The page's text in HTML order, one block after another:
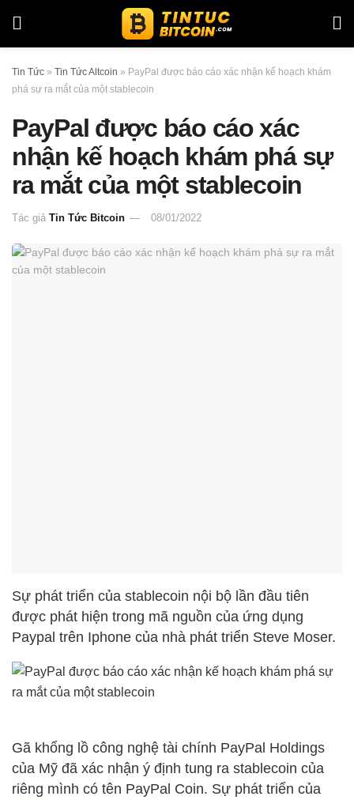
Tin Tức » Tin Tức Altcoin » PayPal được báo cáo xác nhận kế hoạch khám
phá sự ra mắt của một stablecoin
PayPal được báo cáo xác
nhận kế hoạch khám phá sự
ra mắt của một stablecoin
Tác giả Tin Tức Bitcoin 08/01/2022
Sự phát triển của stablecoin nội bộ lần đầu tiên
được phát hiện trong mã nguồn của ứng dụng
Paypal trên Iphone của nhà phát triển Steve Moser.
Gã khổng lồ công nghệ tài chính PayPal Holdings
của Mỹ đã xác nhận ý định tung ra stablecoin của
riêng mình có tên PayPal Coin. Sự phát triển của